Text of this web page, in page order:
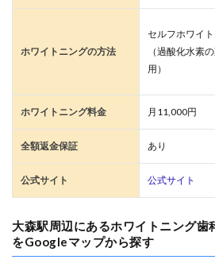
ホワイトニングの方法
セルフホワイ
（過酸化水素
用）
ホワイトニング料金 月11,000円
全額返金保証 あり
公式サイト 公式サイト
大森駅周辺にあるホワイトニング歯
をGoogleマップから探す